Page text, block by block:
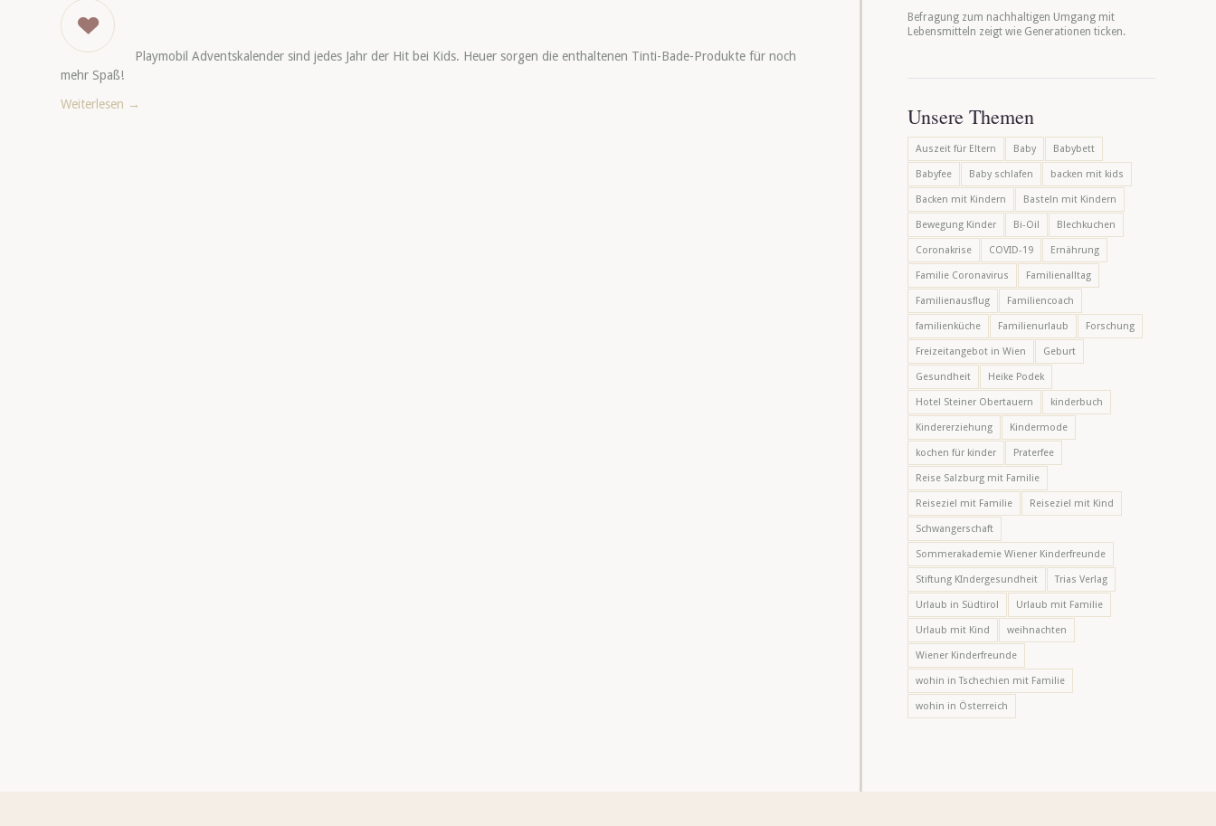
Playmobil Adventskalender sind jedes Jahr der Hit bei Kids. Heuer sorgen die enthaltenen Tinti-Bade-Produkte für noch
mehr Spaß!
Weiterlesen →
Befragung zum nachhaltigen Umgang mit
Lebensmitteln zeigt wie Generationen ticken.
Unsere Themen
Auszeit für Eltern Baby Babybett
Babyfee Baby schlafen backen mit kids
Backen mit Kindern Basteln mit Kindern
Bewegung Kinder Bi-Oil Blechkuchen
Coronakrise COVID-19 Ernährung
Familie Coronavirus Familienalltag
Familienausflug Familiencoach
familienküche Familienurlaub Forschung
Freizeitangebot in Wien Geburt
Gesundheit Heike Podek
Hotel Steiner Obertauern kinderbuch
Kindererziehung Kindermode
kochen für kinder Praterfee
Reise Salzburg mit Familie
Reiseziel mit Familie Reiseziel mit Kind
Schwangerschaft
Sommerakademie Wiener Kinderfreunde
Stiftung KIndergesundheit Trias Verlag
Urlaub in Südtirol Urlaub mit Familie
Urlaub mit Kind weihnachten
Wiener Kinderfreunde
wohin in Tschechien mit Familie
wohin in Österreich